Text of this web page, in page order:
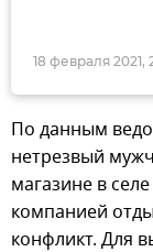
18 февраля 2021,
По данным
нетрезвый
магазине в
компанией
конфликт. Для